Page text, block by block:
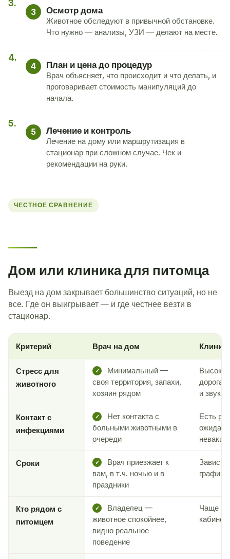
3 Осмотр дома
Животное обследуют в привычной обстановке.
Что нужно — анализы, УЗИ — делают на месте.
4 План и цена до процедур
Врач объясняет, что происходит и что делать, и
проговаривает стоимость манипуляций до
начала.
5 Лечение и контроль
Лечение на дому или маршрутизация в
стационар при сложном случае. Чек и
рекомендации на руки.
ЧЕСТНОЕ СРАВНЕНИЕ
Дом или клиника для питомца
Выезд на дом закрывает большинство ситуаций, но не
все. Где он выигрывает — и где честнее везти в
стационар.
Критерий Врач на дом
Стресс для
животного
✓
Минимальный —
своя территория, запахи,
хозяин рядом
дорога,
и звуки
Контакт с
инфекциями
✓
Нет контакта с
больными животными в
очереди
Есть
Сроки ✓
Врач приезжает к
вам, в т.ч. ночью и в
праздники
Зависит
Кто рядом с
питомцем
✓
Владелец —
животное спокойнее,
видно реальное
поведение
Чаще